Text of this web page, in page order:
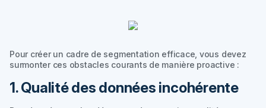
Pour créer un cadre de segmentation efficace, vous devez
surmonter ces obstacles courants de manière proactive :
1. Qualité des données incohérente